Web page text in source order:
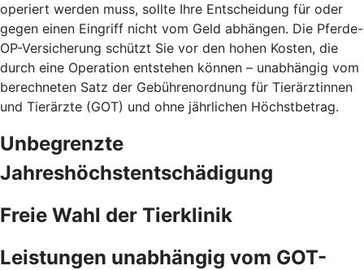
operiert werden muss, sollte Ihre Entscheidung für oder
gegen einen Eingriff nicht vom Geld abhängen. Die Pferde-
OP-Versicherung schützt Sie vor den hohen Kosten, die
durch eine Operation entstehen können – unabhängig vom
berechneten Satz der Gebührenordnung für Tierärztinnen
und Tierärzte (GOT) und ohne jährlichen Höchstbetrag.
Unbegrenzte
Jahreshöchstentschädigung
Freie Wahl der Tierklinik
Leistungen unabhängig vom GOT-